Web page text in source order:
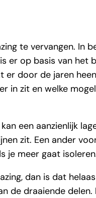
te vervangen. In
er op basis van het
door de jaren
in zit en welke
een aanzienlijk
zit. Een ander
je meer gaat
dan is dat
de draaiende delen.